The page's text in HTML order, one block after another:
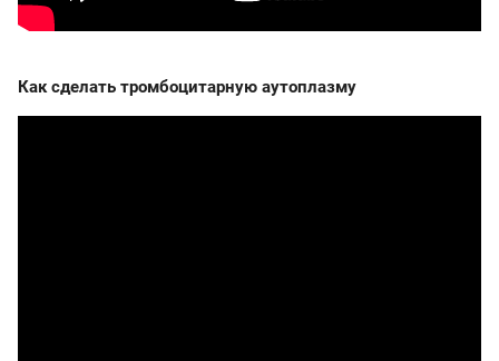
Как сделать тромбоцитарную аутоплазму